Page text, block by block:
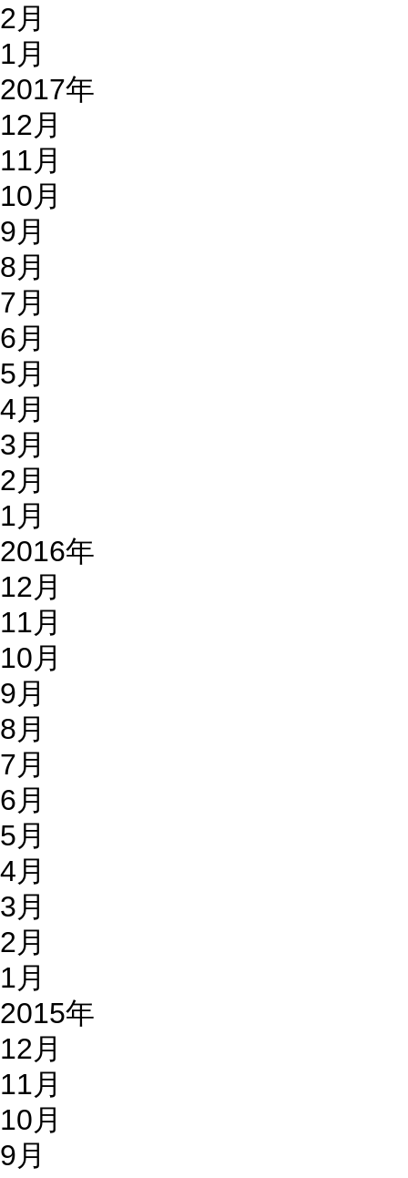
2月
1月
2017年
12月
11月
10月
9月
8月
7月
6月
5月
4月
3月
2月
1月
2016年
12月
11月
10月
9月
8月
7月
6月
5月
4月
3月
2月
1月
2015年
12月
11月
10月
9月